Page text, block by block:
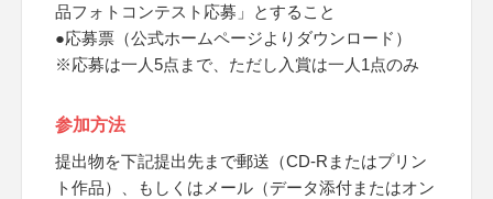
品フォトコンテスト応募」とすること
●応募票（公式ホームページよりダウンロード）
※応募は一人5点まで、ただし入賞は一人1点のみ
参加方法
提出物を下記提出先まで郵送（CD-Rまたはプリン
ト作品）、もしくはメール（データ添付またはオン